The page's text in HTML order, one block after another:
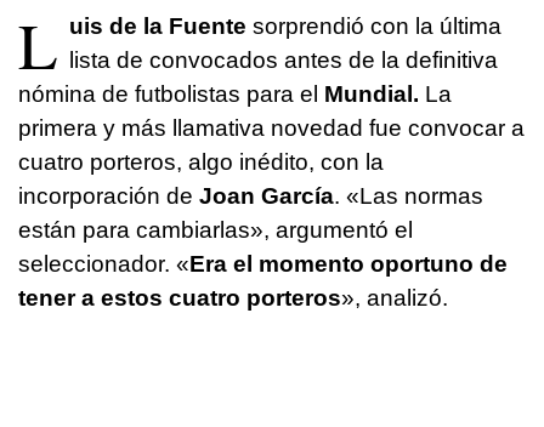
L uis de la Fuente sorprendió con la última
lista de convocados antes de la definitiva
nómina de futbolistas para el Mundial. La
primera y más llamativa novedad fue convocar a
cuatro porteros, algo inédito, con la
incorporación de Joan García. «Las normas
están para cambiarlas», argumentó el
seleccionador. «Era el momento oportuno de
tener a estos cuatro porteros», analizó.